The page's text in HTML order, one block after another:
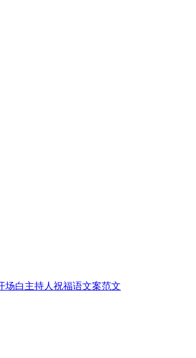
场白主持人 祝福语文案范文